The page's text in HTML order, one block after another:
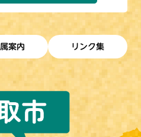
案内 リンク集